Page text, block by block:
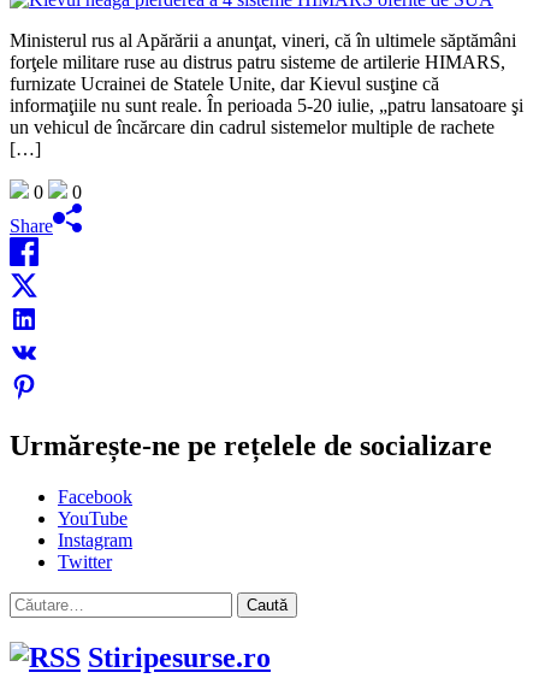
Ministerul rus al Apărării a anunţat, vineri, că în ultimele săptămâni
forţele militare ruse au distrus patru sisteme de artilerie HIMARS,
furnizate Ucrainei de Statele Unite, dar Kievul susţine că
informaţiile nu sunt reale. În perioada 5-20 iulie, „patru lansatoare şi
un vehicul de încărcare din cadrul sistemelor multiple de rachete
[…]
0
0
Share
Urmărește-ne pe rețelele de socializare
Facebook
YouTube
Instagram
Twitter
Caută
după:
Stiripesurse.ro